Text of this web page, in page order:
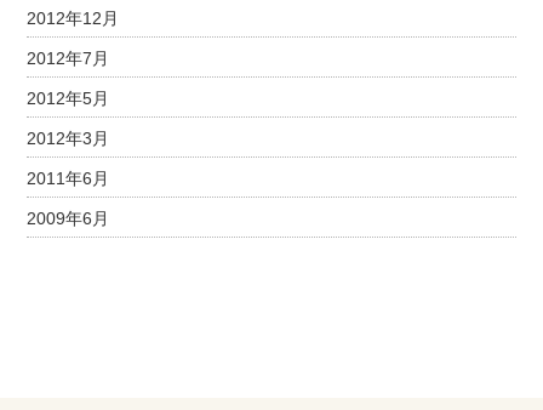
2012年12月
2012年7月
2012年5月
2012年3月
2011年6月
2009年6月